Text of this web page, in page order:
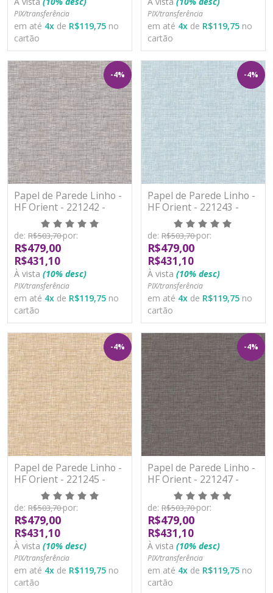
PIX/transferência
em até 4x de R$119,75 no
cartão
PIX/transferência
em até 4x de R$119,75 no
cartão
-4%
Papel de Parede Linho -
HF Orient - 221242 -
Vinílico - TNT
de: R$503,70por:
R$479,00
R$431,10
À vista (10% desc)
PIX/transferência
em até 4x de R$119,75 no
cartão
-4%
Papel de Parede Linho -
HF Orient - 221243 -
Vinílico - TNT
de: R$503,70por:
R$479,00
R$431,10
À vista (10% desc)
PIX/transferência
em até 4x de R$119,75 no
cartão
-4%
Papel de Parede Linho -
HF Orient - 221245 -
Vinílico - TNT
de: R$503,70por:
R$479,00
R$431,10
À vista (10% desc)
PIX/transferência
em até 4x de R$119,75 no
cartão
-4%
Papel de Parede Linho -
HF Orient - 221247 -
Vinílico - TNT
de: R$503,70por:
R$479,00
R$431,10
À vista (10% desc)
PIX/transferência
em até 4x de R$119,75 no
cartão